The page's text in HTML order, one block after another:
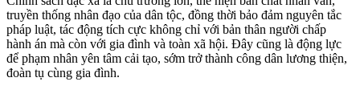
truyền thống nhân đạo của dân tộc, đồng thời bảo đảm nguyên tắc
pháp luật, tác động tích cực không chỉ với bản thân người chấp
hành án mà còn với gia đình và toàn xã hội. Đây cũng là động lực
để phạm nhân yên tâm cải tạo, sớm trở thành công dân lương thiện,
đoàn tụ cùng gia đình.